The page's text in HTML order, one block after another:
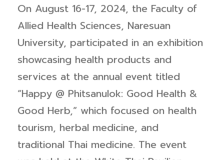
On August 16-17, 2024, the Faculty of
Allied Health Sciences, Naresuan
University, participated in an exhibition
showcasing health products and
services at the annual event titled
“Happy @ Phitsanulok: Good Health &
Good Herb,” which focused on health
tourism, herbal medicine, and
traditional Thai medicine. The event